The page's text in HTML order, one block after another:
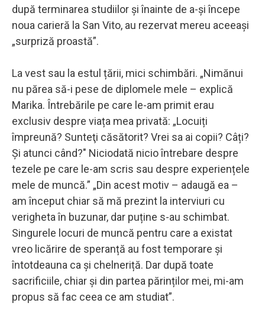
după terminarea studiilor și înainte de a-și începe
noua carieră la San Vito, au rezervat mereu aceeași
„surpriză proastă”.
La vest sau la estul țării, mici schimbări. „Nimănui
nu părea să-i pese de diplomele mele – explică
Marika. Întrebările pe care le-am primit erau
exclusiv despre viața mea privată: „Locuiți
împreună? Sunteţi căsătorit? Vrei sa ai copii? Câți?
Și atunci când?" Niciodată nicio întrebare despre
tezele pe care le-am scris sau despre experiențele
mele de muncă.” „Din acest motiv – adaugă ea –
am început chiar să mă prezint la interviuri cu
verigheta în buzunar, dar puține s-au schimbat.
Singurele locuri de muncă pentru care a existat
vreo licărire de speranță au fost temporare și
întotdeauna ca și chelneriță. Dar după toate
sacrificiile, chiar și din partea părinților mei, mi-am
propus să fac ceea ce am studiat”.